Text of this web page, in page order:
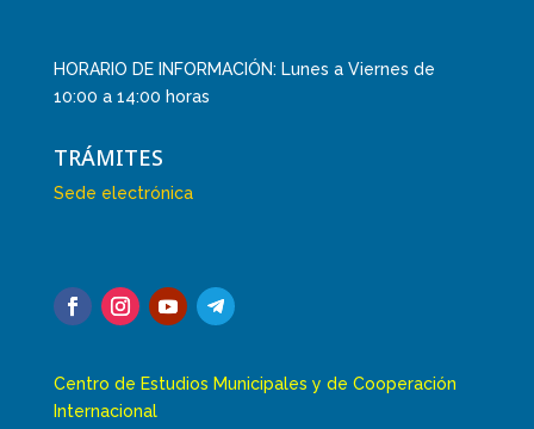
HORARIO DE INFORMACIÓN: Lunes a Viernes de
10:00 a 14:00 horas
TRÁMITES
Sede electrónica
Centro de Estudios Municipales y de Cooperación
Internacional